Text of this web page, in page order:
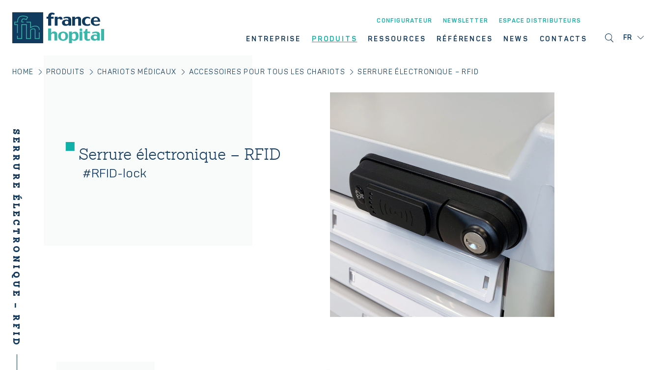
ENTREPRISE PRODUITS RESSOURCES RÉFÉRENCES NEWS CONTACTS
CONFIGURATEUR NEWSLETTER ESPACE DISTRIBUTEURS
FR
SERRURE ÉLECTRONIQUE – RFID
HOME PRODUITS CHARIOTS MÉDICAUX ACCESSOIRES POUR TOUS LES CHARIOTS SERRURE ÉLECTRONIQUE – RFID
Serrure électronique – RFID
#RFID-lock